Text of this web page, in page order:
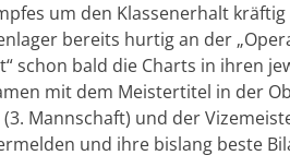
um den Klassenerhalt
bereits hurtig an der
schon bald die Charts in ihren
mit dem Meistertitel in der
Mannschaft) und der
und ihre bislang beste